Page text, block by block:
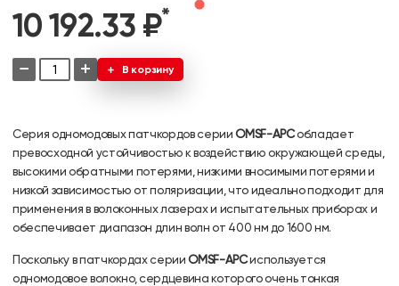
10 192.33 ₽*
− + В корзину
Серия одномодовых патчкордов серииOMSF-APCобладает
превосходной устойчивостью к воздействию окружающей среды,
высокими обратными потерями, низкими вносимыми потерями и
низкой зависимостью от поляризации, что идеально подходит для
применения в волоконных лазерах и испытательных приборах и
обеспечивает диапазон длин волн от 400 нм до 1600 нм.
Поскольку в патчкордах серииOMSF-APCиспользуется
одномодовое волокно, сердцевина которого очень тонкая